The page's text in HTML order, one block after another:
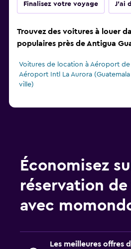
Finalisez votre voyage J'ai
Trouvez des voitures à louer
populaires près de Antigua
Voitures de location à Aéroport de
Aéroport Intl La Aurora (Guatemala
ville)
Économisez
réservation
avec
Les meilleures offres